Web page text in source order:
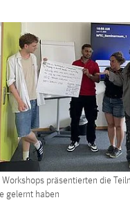
Workshops präsentierten die
gelernt haben